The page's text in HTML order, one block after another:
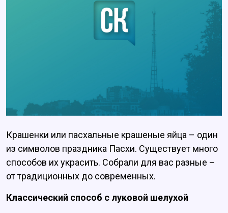
Крашенки или пасхальные крашеные яйца – один
из символов праздника Пасхи. Существует много
способов их украсить. Собрали для вас разные –
от традиционных до современных.
Классический способ с луковой шелухой